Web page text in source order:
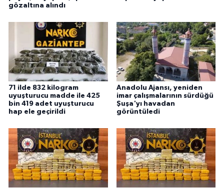
gözaltına alındı
71 ilde 832 kilogram
uyuşturucu madde ile 425
bin 419 adet uyuşturucu
hap ele geçirildi
Anadolu Ajansı, yeniden
imar çalışmalarının sürdüğü
Şuşa'yı havadan
görüntüledi